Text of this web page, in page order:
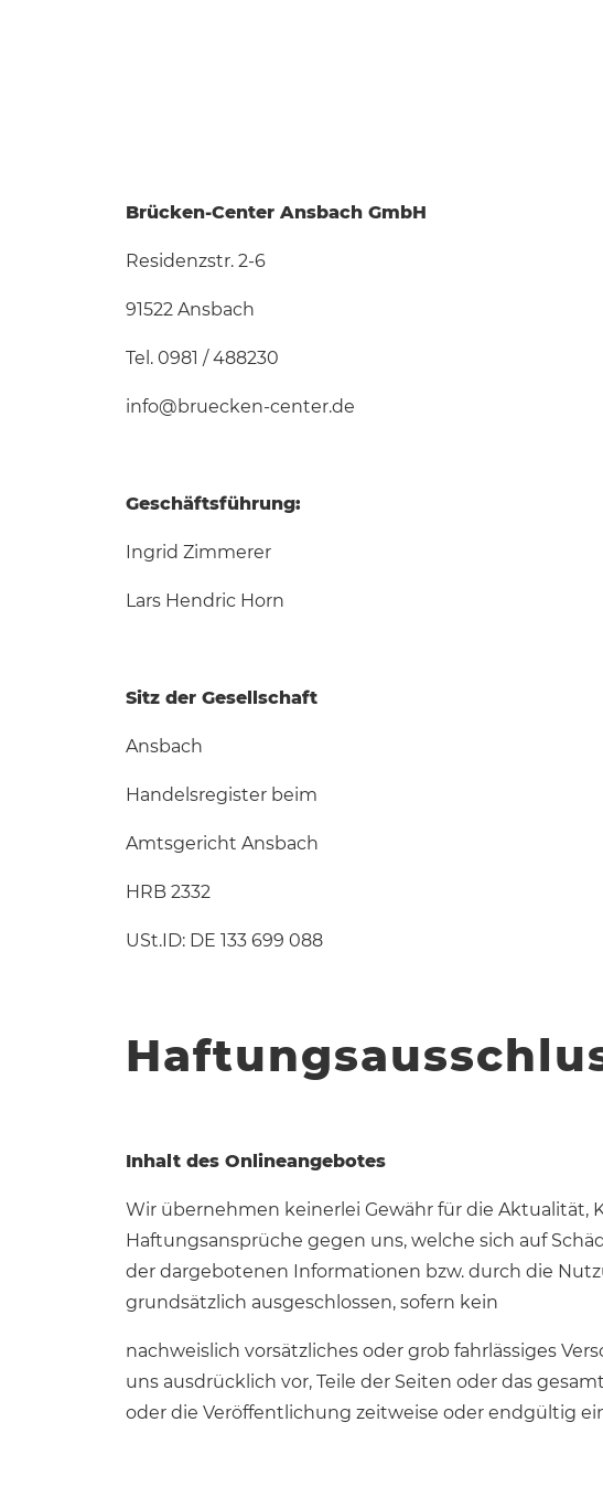
Brücken-Center Ansbach GmbH
Residenzstr. 2-6
91522 Ansbach
Tel. 0981 / 488230
info@bruecken-center.de
Geschäftsführung:
Ingrid Zimmerer
Lars Hendric Horn
Sitz der Gesellschaft
Ansbach
Handelsregister beim
Amtsgericht Ansbach
HRB 2332
USt.ID: DE 133 699 088
Inhalt des Onlineangebotes
Wir übernehmen keinerlei Gewähr für die
Haftungsansprüche gegen uns, welche sich auf
der dargebotenen Informationen bzw. durch die
grundsätzlich ausgeschlossen, sofern kein
nachweislich vorsätzliches oder grob fahrlässiges
uns ausdrücklich vor, Teile der Seiten oder das
oder die Veröffentlichung zeitweise oder endgültig